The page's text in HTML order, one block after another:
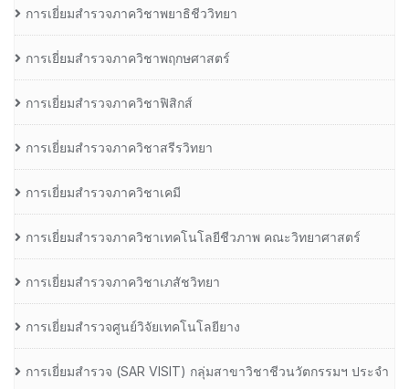
การเยี่ยมสำรวจภาควิชาพยาธิชีววิทยา
การเยี่ยมสำรวจภาควิชาพฤกษศาสตร์
การเยี่ยมสำรวจภาควิชาฟิสิกส์
การเยี่ยมสำรวจภาควิชาสรีรวิทยา
การเยี่ยมสำรวจภาควิชาเคมี
การเยี่ยมสำรวจภาควิชาเทคโนโลยีชีวภาพ คณะวิทยาศาสตร์
การเยี่ยมสำรวจภาควิชาเภสัชวิทยา
การเยี่ยมสำรวจศูนย์วิจัยเทคโนโลยียาง
การเยี่ยมสํารวจ (SAR VISIT) กลุ่มสาขาวิชาชีวนวัตกรรมฯ ประจํา